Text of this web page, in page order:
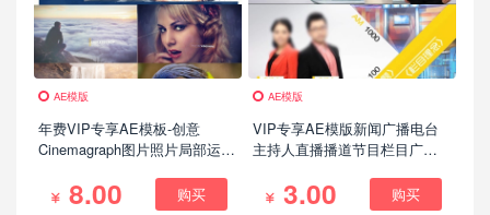
AE模版
年费VIP专享AE模板-创意
Cinemagraph图片照片局部运动
8.00 购买
AE模版
VIP专享AE模版新闻广播电台
主持人直播播道节目栏目广播
3.00 购买